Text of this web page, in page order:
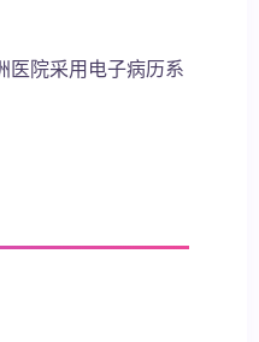
医院采用电子病历系